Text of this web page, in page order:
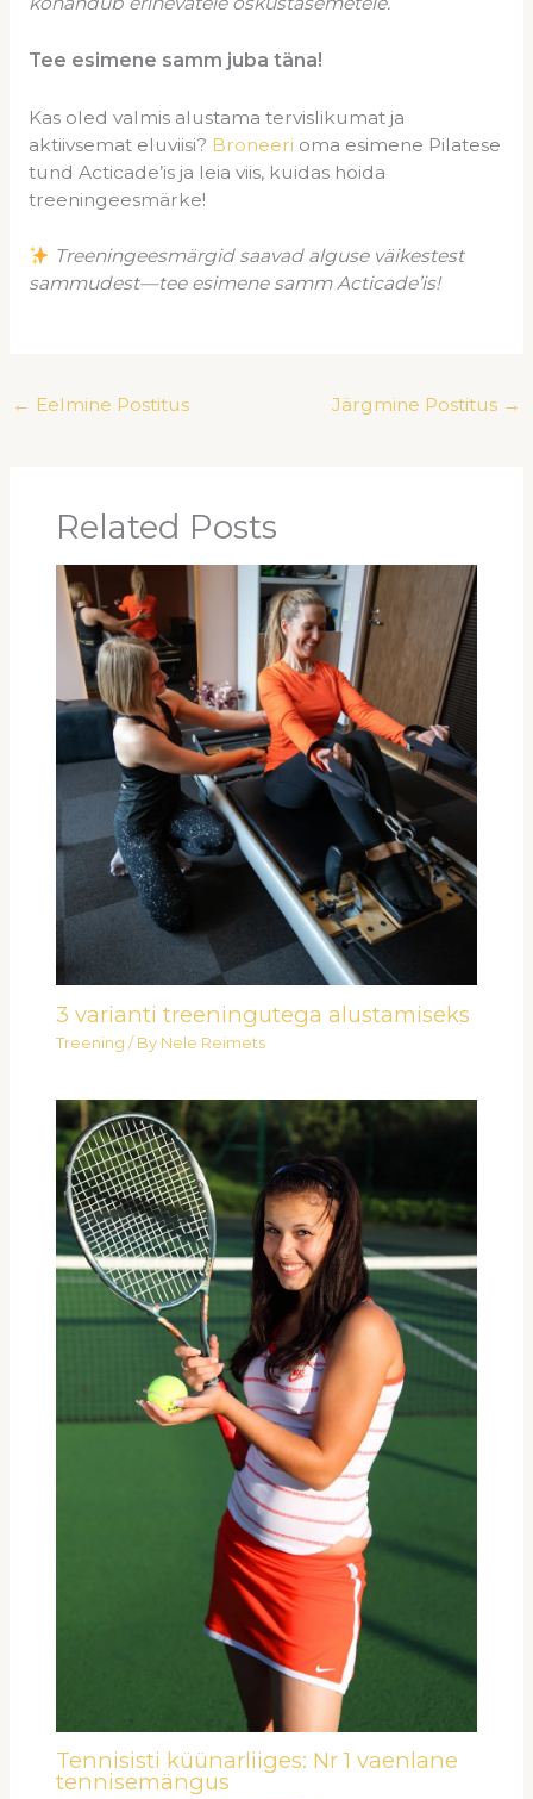
Tee esimene samm juba täna!
Kas oled valmis alustama tervislikumat ja
aktiivsemat eluviisi? Broneeri oma esimene Pilatese
tund Acticade’is ja leia viis, kuidas hoida
treeningeesmärke!
Treeningeesmärgid saavad alguse väikestest
sammudest—tee esimene samm Acticade’is!
← Eelmine Postitus Järgmine Postitus →
Related Posts
3 varianti treeningutega alustamiseks
Treening / By Nele Reimets
Tennisisti küünarliiges: Nr 1 vaenlane
tennisemängus